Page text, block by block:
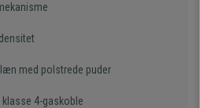
med polstrede puder
4-gaskoble